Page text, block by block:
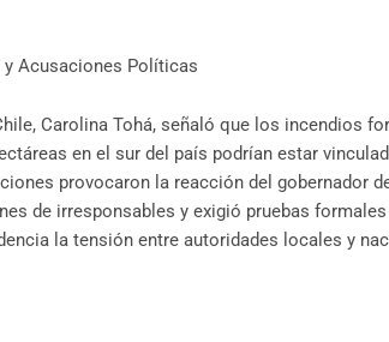
Acusaciones Políticas
Carolina Tohá, señaló que los incendios
en el sur del país podrían estar
provocaron la reacción del gobernador
de irresponsables y exigió pruebas
la tensión entre autoridades locales y